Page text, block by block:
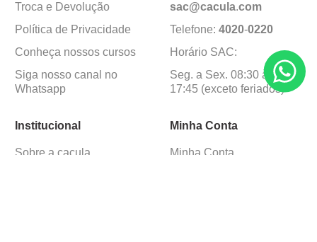
Troca e Devolução
Política de Privacidade
Conheça nossos cursos
Siga nosso canal no
Whatsapp
sac@cacula.com
Telefone: 4020-0220
Horário SAC:
Seg. a Sex. 08:30 às
17:45 (exceto feriados)
Institucional
Sobre a caçula
Minha Conta
Minha Conta